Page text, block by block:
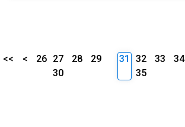
<< < 26 27 28
29
30
31 32 33
34
35